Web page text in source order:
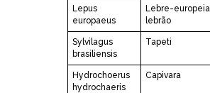
Lepus
europaeus
Lebre-europeia,
lebrão
Sylvilagus
brasiliensis
Tapeti
Hydrochoerus
hydrochaeris
Capivara